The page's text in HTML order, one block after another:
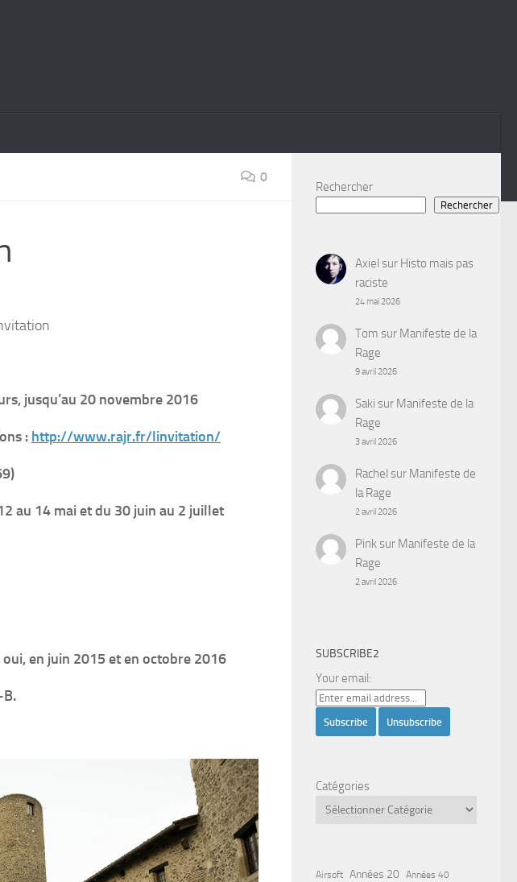
0
jusqu’au 20 novembre 2016
: http://www.rajr.fr/linvitation/
au 14 mai et du 30 juin au 2 juillet
en juin 2015 et en octobre 2016
B.
Rechercher
Rechercher
Axiel sur Histo mais pas
raciste
24 mai 2026
Tom sur Manifeste de la
Rage
9 avril 2026
Saki sur Manifeste de la
Rage
3 avril 2026
Rachel sur Manifeste de
la Rage
2 avril 2026
Pinksur Manifeste de la
Rage
2 avril 2026
SUBSCRIBE2
Your email:
Catégories
Airsoft Années 20 Années 40